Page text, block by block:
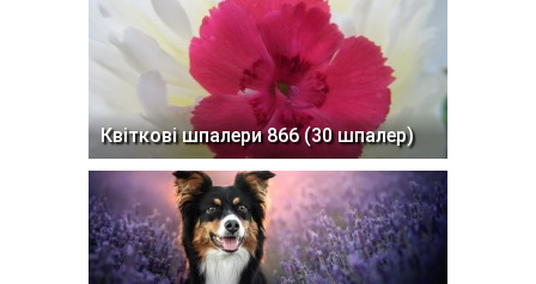
Квіткові шпалери 866 (30 шпалер)